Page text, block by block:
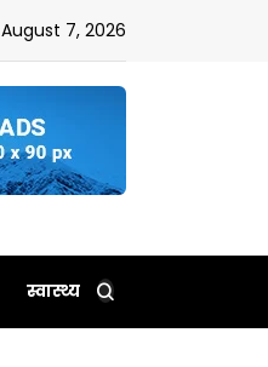
August 7, 2026
स्वास्थ्य